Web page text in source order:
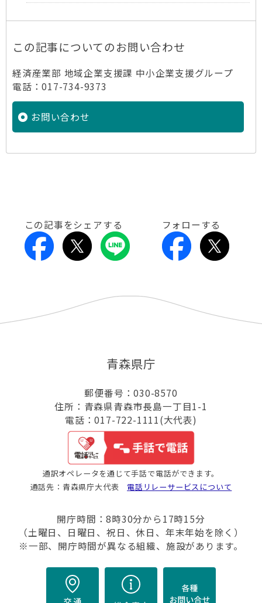
この記事についてのお問い合わせ
経済産業部 地域企業支援課 中小企業支援グループ
電話：017-734-9373
お問い合わせ
この記事をシェアする フォローする
青森県庁
郵便番号：030-8570
住所：青森県青森市長島一丁目1-1
電話：017-722-1111(大代表)
通訳オペレータを通じて手話で電話ができます。
通話先：青森県庁大代表 電話リレーサービスについて
開庁時間：8時30分から17時15分
（土曜日、日曜日、祝日、休日、年末年始を除く）
※一部、開庁時間が異なる組織、施設があります。